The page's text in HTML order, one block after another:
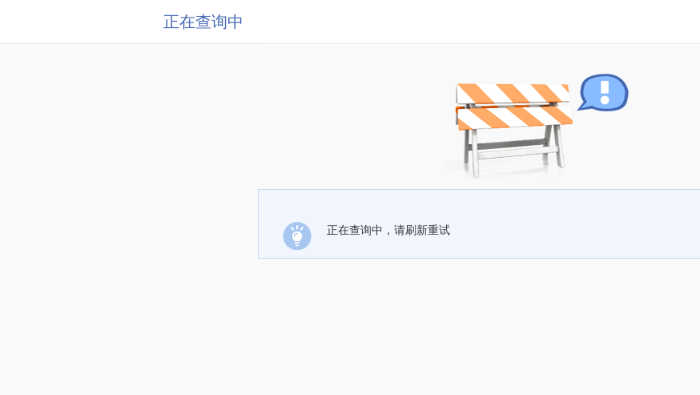
正在查询中
正在查询中，请刷新重试